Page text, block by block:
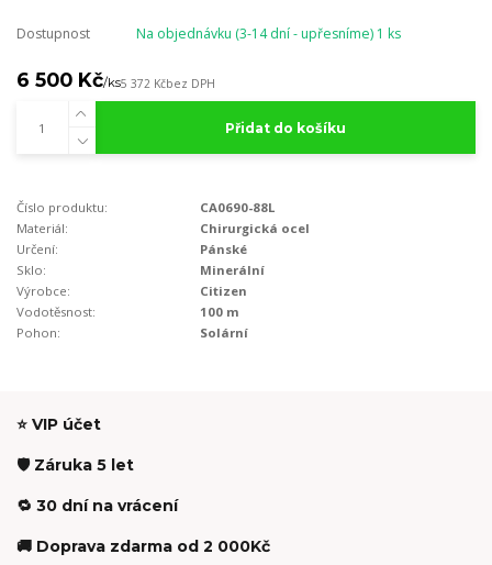
Dostupnost Na objednávku (3-14 dní - upřesníme) 1 ks
6 500 Kč/ks5 372 Kčbez DPH
Přidat do košíku
Číslo produktu:
CA0690-88L
Materiál:
Chirurgická ocel
Určení:
Pánské
Sklo:
Minerální
Výrobce:
Citizen
Vodotěsnost:
100 m
Pohon:
Solární
⭐ VIP účet
🛡️ Záruka 5 let
🔁 30 dní na vrácení
🚚 Doprava zdarma od 2 000Kč